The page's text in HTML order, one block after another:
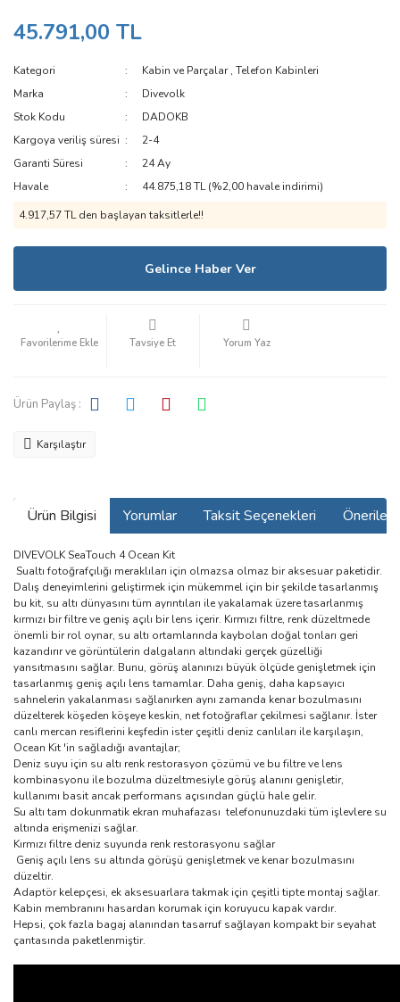
45.791,00 TL
Kategori Kabin ve Parçalar,Telefon Kabinleri
Marka
Divevolk
Stok Kodu
DADOKB
Kargoya veriliş süresi
2-4
Garanti Süresi
24 Ay
Havale
44.875,18 TL (%2,00 havale indirimi)
4.917,57 TL den başlayan taksitlerle!!
Gelince Haber Ver
Tavsiye Et Yorum Yaz
Ürün Paylaş :
Karşılaştır
Ürün Bilgisi Yorumlar Taksit Seçenekleri
DIVEVOLK SeaTouch 4 Ocean Kit
Sualtı fotoğrafçılığı meraklıları için olmazsa olmaz bir aksesuar paketidir.
Dalış deneyimlerini geliştirmek için mükemmel için bir şekilde tasarlanmış
bu kit, su altı dünyasını tüm ayrıntıları ile yakalamak üzere tasarlanmış
kırmızı bir filtre ve geniş açılı bir lens içerir. Kırmızı filtre, renk düzeltmede
önemli bir rol oynar, su altı ortamlarında kaybolan doğal tonları geri
kazandırır ve görüntülerin dalgaların altındaki gerçek güzelliği
yansıtmasını sağlar. Bunu, görüş alanınızı büyük ölçüde genişletmek için
tasarlanmış geniş açılı lens tamamlar. Daha geniş, daha kapsayıcı
sahnelerin yakalanması sağlanırken aynı zamanda kenar bozulmasını
düzelterek köşeden köşeye keskin, net fotoğraflar çekilmesi sağlanır. İster
canlı mercan resiflerini keşfedin ister çeşitli deniz canlıları ile karşılaşın,
Ocean Kit 'in sağladığı avantajlar;
Deniz suyu için su altı renk restorasyon çözümü ve bu filtre ve lens
kombinasyonu ile bozulma düzeltmesiyle görüş alanını genişletir,
kullanımı basit ancak performans açısından güçlü hale gelir.
Su altı tam dokunmatik ekran muhafazası telefonunuzdaki tüm işlevlere su
altında erişmenizi sağlar.
Kırmızı filtre deniz suyunda renk restorasyonu sağlar
Geniş açılı lens su altında görüşü genişletmek ve kenar bozulmasını
düzeltir.
Adaptör kelepçesi, ek aksesuarlara takmak için çeşitli tipte montaj sağlar.
Kabin membranını hasardan korumak için koruyucu kapak vardır.
Hepsi, çok fazla bagaj alanından tasarruf sağlayan kompakt bir seyahat
çantasında paketlenmiştir.